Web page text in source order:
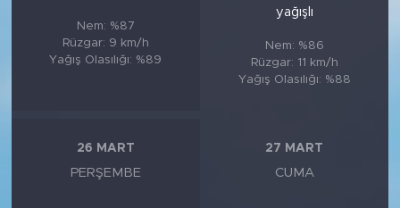
Nem: %87
Rüzgar: 9 km/h
Yağış Olasılığı: %89
yağışlı
Nem: %86
Rüzgar: 11 km/h
Yağış Olasılığı: %88
26 MART
PERŞEMBE
27 MART
CUMA